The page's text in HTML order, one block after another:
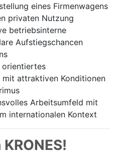
eines Firmenwagens
privaten Nutzung
betriebsinterne
Aufstiegschancen
mit attraktiven Konditionen
Arbeitsumfeld mit
internationalen Kontext